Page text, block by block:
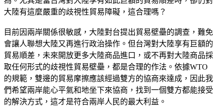
大陸有這麼嚴重的歧視性貿易障礙，這合理嗎？
目前因兩岸關係很敏感，大陸對台提出貿易壁壘的調查，難免
會讓人聯想大陸又再進行政治操作。但台灣對大陸享有巨額的
貿易順差，未來開放更多大陸商品進口，或不再對大陸商品採
取任何形式的歧視性貿易壁壘，都是合理的作法。依據WTO
的規範，雙邊的貿易摩擦應該經過雙方的協商來達成，因此我
們希望兩岸能心平氣和地坐下來協商，找到一個雙方都能接受
的解決方式，這才是符合兩岸人民的最大利益。